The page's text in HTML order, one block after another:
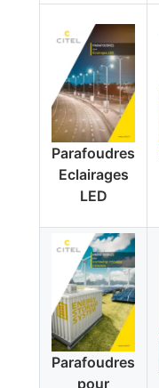
Parafoudres
Eclairages
LED
Parafoudres
pour